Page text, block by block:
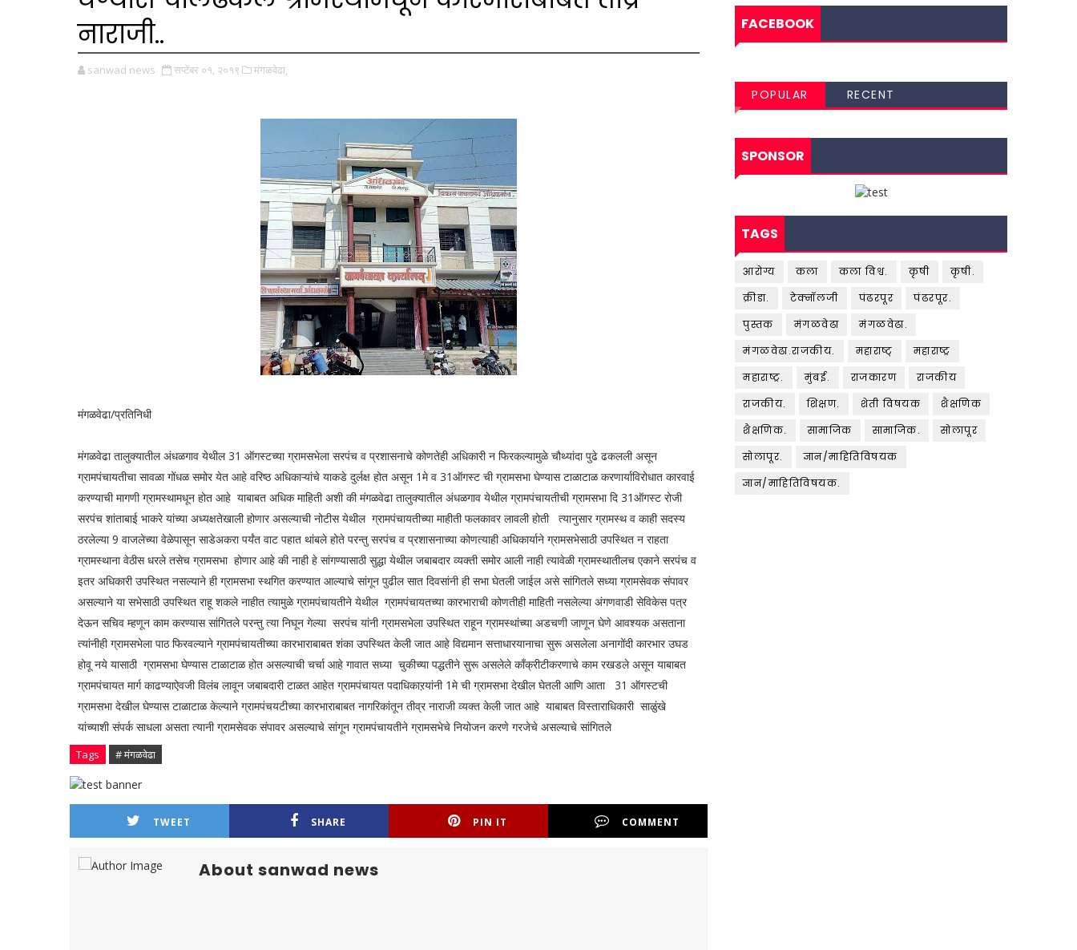
नाराजी..
sanwad news सप्टेंबर ०१, २०१९ मंगळवेढा,
मंगळवेढा/प्रतिनिधी
मंगळवेढा तालुक्यातील अंधळगाव येथील 31 ऑगस्टच्या ग्रामसभेला सरपंच व प्रशासनाचे कोणतेही अधिकारी न फिरकल्यामुळे चौथ्यांदा पुढे ढकलली असून
ग्रामपंचायतीचा सावळा गोंधळ समोर येत आहे वरिष्ठ अधिकाऱ्यांचे याकडे दुर्लक्ष होत असून 1मे व 31ऑगस्ट ची ग्रामसभा घेण्यास टाळाटाळ करणार्याविरोधात कारवाई
करण्याची मागणी ग्रामस्थामधून होत आहे याबाबत अधिक माहिती अशी की मंगळवेढा तालुक्यातील अंधळगाव येथील ग्रामपंचायतीची ग्रामसभा दि 31ऑगस्ट रोजी
सरपंच शांताबाई भाकरे यांच्या अध्यक्षतेखाली होणार असल्याची नोटीस येथील ग्रामपंचायतीच्या माहीती फलकावर लावली होती त्यानुसार ग्रामस्थ व काही सदस्य
ठरलेल्या 9 वाजलेच्या वेळेपासून साडेअकरा पर्यंत वाट पहात थांबले होते परन्तु सरपंच व प्रशासनाच्या कोणत्याही अधिकार्याने ग्रामसभेसाठी उपस्थित न राहता
ग्रामस्थाना वेठीस धरले तसेच ग्रामसभा होणार आहे की नाही हे सांगण्यासाठी सुद्धा येथील जबाबदार व्यक्ती समोर आली नाही त्यावेळी ग्रामस्थातीलच एकाने सरपंच व
इतर अधिकारी उपस्थित नसल्याने ही ग्रामसभा स्थगित करण्यात आल्याचे सांगून पुढील सात दिवसांनी ही सभा घेतली जाईल असे सांगितले सध्या ग्रामसेवक संपावर
असल्याने या सभेसाठी उपस्थित राहू शकले नाहीत त्यामुळे ग्रामपंचायतीने येथील ग्रामपंचायतच्या कारभाराची कोणतीही माहिती नसलेल्या अंगणवाडी सेविकेस पत्र
देऊन सचिव म्हणून काम करण्यास सांगितले परन्तु त्या निघून गेल्या सरपंच यांनी ग्रामसभेला उपस्थित राहून ग्रामस्थांच्या अडचणी जाणून घेणे आवश्यक असताना
त्यांनीही ग्रामसभेला पाठ फिरवल्याने ग्रामपंचायतीच्या कारभाराबाबत शंका उपस्थित केली जात आहे विद्यमान सत्ताधारयानाचा सुरू असलेला अनागोंदी कारभार उघड
होवू नये यासाठी ग्रामसभा घेण्यास टाळाटाळ होत असल्याची चर्चा आहे गावात सध्या चुकीच्या पद्धतीने सुरू असलेले काँक्रीटीकरणाचे काम रखडले असून याबाबत
ग्रामपंचायत मार्ग काढण्याऐवजी विलंब लावून जबाबदारी टाळत आहेत ग्रामपंचायत पदाधिकाऱयांनी 1मे ची ग्रामसभा देखील घेतली आणि आता 31 ऑगस्टची
ग्रामसभा देखील घेण्यास टाळाटाळ केल्याने ग्रामपंचयटीच्या कारभाराबाबत नागरिकांतून तीव्र नाराजी व्यक्त केली जात आहे याबाबत विस्ताराधिकारी साळुंखे
यांच्याशी संपर्क साधला असता त्यानी ग्रामसेवक संपावर असल्याचे सांगून ग्रामपंचायतीने ग्रामसभेचे नियोजन करणे गरजेचे असल्याचे सांगितले
Tags # मंगळवेढा
TWEET SHARE PIN IT COMMENT
About sanwad news
FACEBOOK
POPULAR RECENT
SPONSOR
TAGS
आरोग्य कला कला विश्व. कृषी
कृषी.
क्रीडा.
टेक्नॉलजी पंढरपूर
पंढरपूर.
पुस्तक
मंगळवेढा
मंगळवेढा.
मंगळवेढा.राजकीय.
महाराष्ट्
महाराष्ट्र
महाराष्ट्र.
मुंबई. राजकारण
राजकीय
राजकीय.
शिक्षण. शेती विषयक
शैक्षणिक
शैक्षणिक.
सामाजिक सामाजिक.
सोलापूर
सोलापूर.
ज्ञान/माहितिविषयक
ज्ञान/माहितिविषयक.